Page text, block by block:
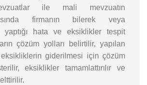
ile mali mevzuatın
firmanın bilerek veya
yaptığı hata ve eksiklikler tespit
çözüm yolları belirtilir, yapılan
giderilmesi için çözüm
eksiklikler tamamlattırılır ve